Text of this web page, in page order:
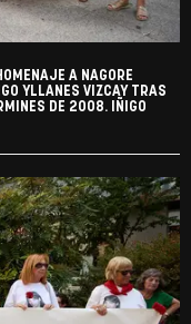
A NAGORE
YLLANES VIZCAY TRAS
DE 2008. IÑIGO